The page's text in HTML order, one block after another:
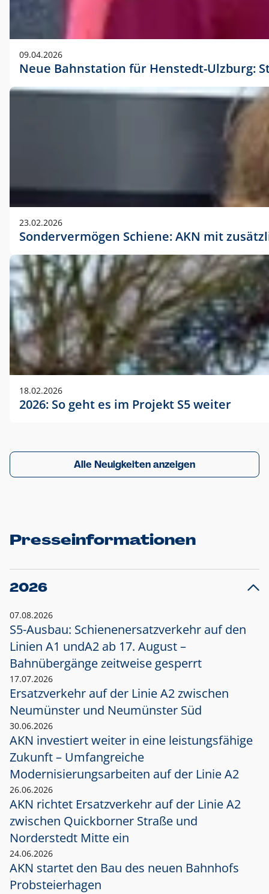
09.04.2026
Neue Bahnstation für Henstedt-Ulzburg:
23.02.2026
Sondervermögen Schiene: AKN mit
18.02.2026
2026: So geht es im Projekt S5 weiter
Alle Neuigkeiten anzeigen
Presseinformationen
2026
07.08.2026
S5-Ausbau: Schienenersatzverkehr auf den
Linien A1 undA2 ab 17. August –
Bahnübergänge zeitweise gesperrt
17.07.2026
Ersatzverkehr auf der Linie A2 zwischen
Neumünster und Neumünster Süd
30.06.2026
AKN investiert weiter in eine leistungsfähige
Zukunft – Umfangreiche
Modernisierungsarbeiten auf der Linie A2
26.06.2026
AKN richtet Ersatzverkehr auf der Linie A2
zwischen Quickborner Straße und
Norderstedt Mitte ein
24.06.2026
AKN startet den Bau des neuen Bahnhofs
Probsteierhagen